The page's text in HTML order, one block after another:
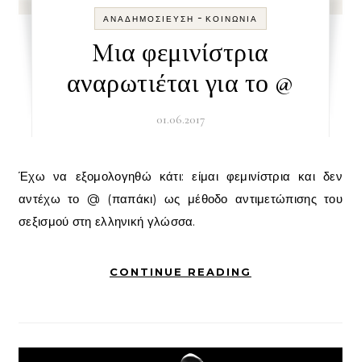
ΑΝΑΔΗΜΟΣΊΕΥΣΗ - ΚΟΙΝΩΝΊΑ
Mια φεμινίστρια
αναρωτιέται για το @
01.06.2017
Έχω να εξομολογηθώ κάτι: είμαι φεμινίστρια και δεν
αντέχω το @ (παπάκι) ως μέθοδο αντιμετώπισης του
σεξισμού στη ελληνική γλώσσα.
CONTINUE READING